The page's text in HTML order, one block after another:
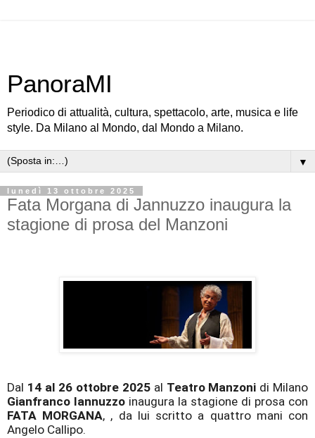
PanoraMI
Periodico di attualità, cultura, spettacolo, arte, musica e life
style. Da Milano al Mondo, dal Mondo a Milano.
▼
lunedì 13 ottobre 2025
Fata Morgana di Jannuzzo inaugura la
stagione di prosa del Manzoni
Dal 14 al 26 ottobre 2025 al Teatro Manzoni di Milano
Gianfranco Iannuzzo inaugura la stagione di prosa con
FATA MORGANA, , da lui scritto a quattro mani con
Angelo Callipo.